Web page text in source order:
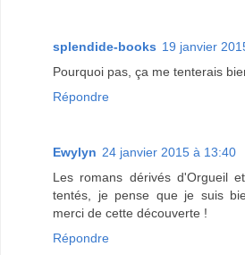
splendide-books 19 janvier
Pourquoi pas, ça me tenterais
Répondre
Ewylyn 24 janvier 2015 à 13:40
Les romans dérivés d'Orgueil
tentés, je pense que je suis
merci de cette découverte !
Répondre